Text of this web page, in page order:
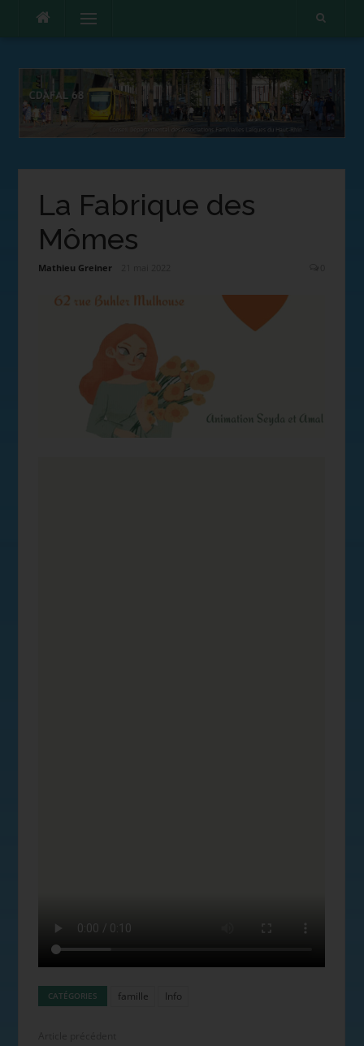
Menu
La Fabrique des
Mômes
Mathieu Greiner
CATÉGORIES famille Info